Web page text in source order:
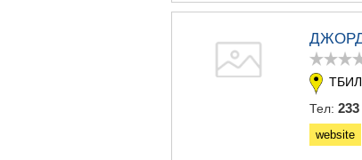
Тел: 233
website